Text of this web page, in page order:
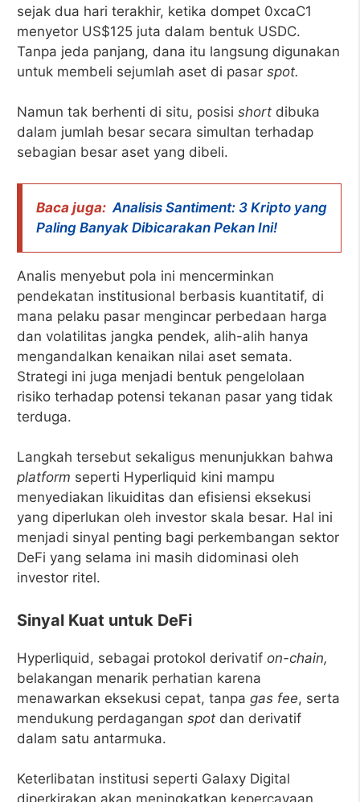
sejak dua hari terakhir, ketika dompet 0xcaC1
menyetor US$125 juta dalam bentuk USDC.
Tanpa jeda panjang, dana itu langsung digunakan
untuk membeli sejumlah aset di pasar spot.
Namun tak berhenti di situ, posisi short dibuka
dalam jumlah besar secara simultan terhadap
sebagian besar aset yang dibeli.
Baca juga: Analisis Santiment: 3 Kripto yang
Paling Banyak Dibicarakan Pekan Ini!
Analis menyebut pola ini mencerminkan
pendekatan institusional berbasis kuantitatif, di
mana pelaku pasar mengincar perbedaan harga
dan volatilitas jangka pendek, alih-alih hanya
mengandalkan kenaikan nilai aset semata.
Strategi ini juga menjadi bentuk pengelolaan
risiko terhadap potensi tekanan pasar yang tidak
terduga.
Langkah tersebut sekaligus menunjukkan bahwa
platform seperti Hyperliquid kini mampu
menyediakan likuiditas dan efisiensi eksekusi
yang diperlukan oleh investor skala besar. Hal ini
menjadi sinyal penting bagi perkembangan sektor
DeFi yang selama ini masih didominasi oleh
investor ritel.
Sinyal Kuat untuk DeFi
Hyperliquid, sebagai protokol derivatif on-chain,
belakangan menarik perhatian karena
menawarkan eksekusi cepat, tanpa gas fee, serta
mendukung perdagangan spot dan derivatif
dalam satu antarmuka.
Keterlibatan institusi seperti Galaxy Digital